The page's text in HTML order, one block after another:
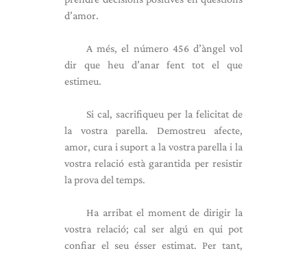
d’amor.
A més, el número 456 d’àngel vol
dir que heu d’anar fent tot el que
estimeu.
Si cal, sacrifiqueu per la felicitat de
la vostra parella. Demostreu afecte,
amor, cura i suport a la vostra parella i la
vostra relació està garantida per resistir
la prova del temps.
Ha arribat el moment de dirigir la
vostra relació; cal ser algú en qui pot
confiar el seu ésser estimat. Per tant,